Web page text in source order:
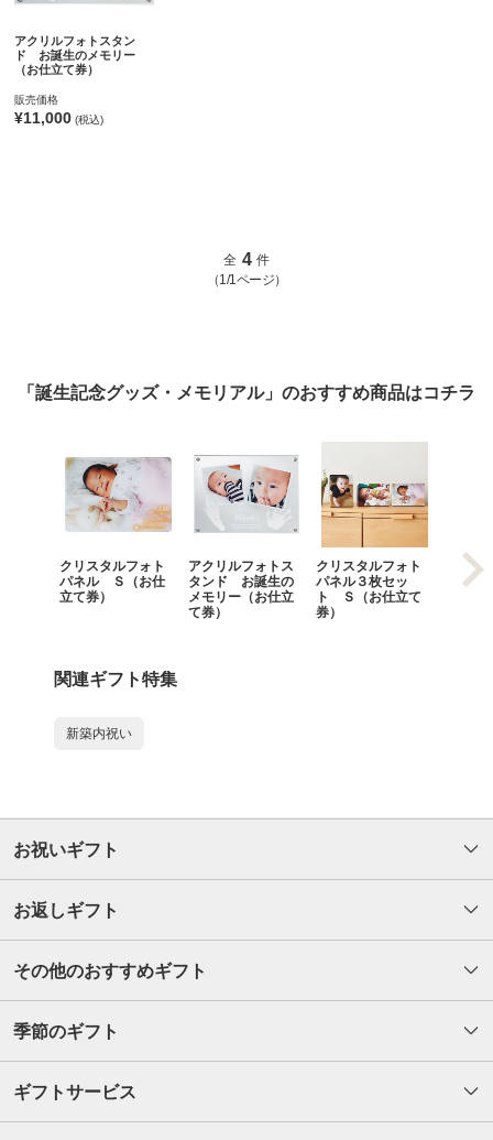
アクリルフォトスタン
ド お誕生のメモリー
（お仕立て券）
販売価格
¥11,000 (税込)
全 4 件
（1/1ページ）
「誕生記念グッズ・メモリアル」のおすすめ商品はコチラ
クリスタルフォト
パネル Ｓ（お仕
立て券）
アクリルフォトス
タンド お誕生の
メモリー（お仕立
て券）
クリスタルフォト
パネル３枚セッ
ト Ｓ（お仕立て
券）
メリ
ガラス
関連ギフト特集
新築内祝い
お祝いギフト
お返しギフト
その他のおすすめギフト
季節のギフト
ギフトサービス